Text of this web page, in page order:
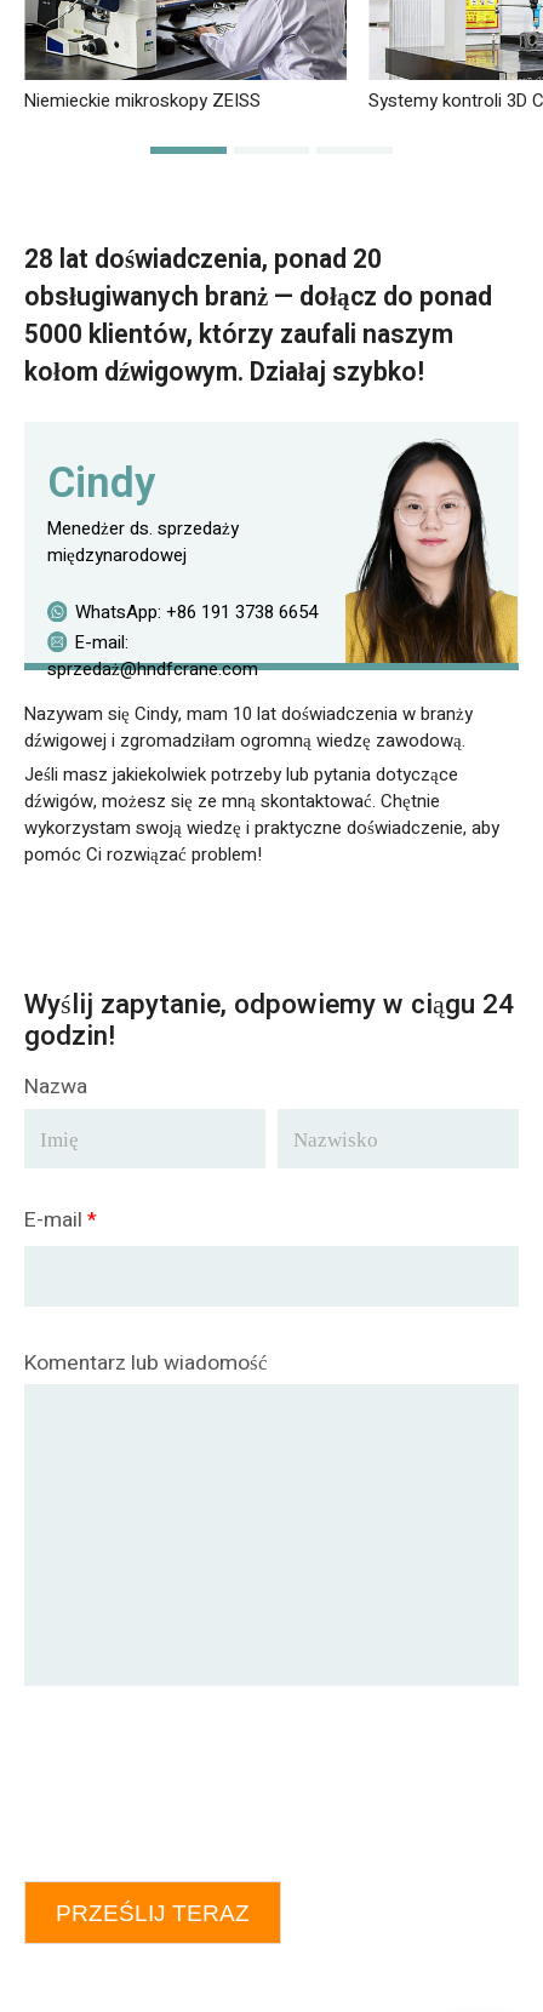
Niemieckie mikroskopy ZEISS Systemy kontroli 3D
28 lat doświadczenia, ponad 20
obsługiwanych branż — dołącz do ponad
5000 klientów, którzy zaufali naszym
kołom dźwigowym. Działaj szybko!
Cindy
Menedżer ds. sprzedaży
międzynarodowej
WhatsApp:+86 191 3738 6654
E-mail:
sprzedaż@hndfcrane.com
Nazywam się Cindy, mam 10 lat doświadczenia w branży
dźwigowej i zgromadziłam ogromną wiedzę zawodową.
Jeśli masz jakiekolwiek potrzeby lub pytania dotyczące
dźwigów, możesz się ze mną skontaktować. Chętnie
wykorzystam swoją wiedzę i praktyczne doświadczenie, aby
pomóc Ci rozwiązać problem!
Wyślij zapytanie, odpowiemy w ciągu 24
godzin!
Nazwa
E-mail *
Komentarz lub wiadomość
PRZEŚLIJ TERAZ